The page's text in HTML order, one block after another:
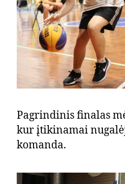
Pagrindinis finalas
kur įtikinamai
komanda.